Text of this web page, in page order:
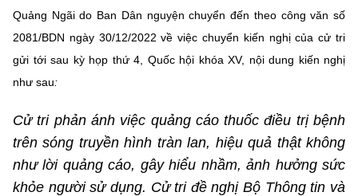
Lịch sử phát triển
Sở Khoa học và Công nghệ
Đổi mới sáng tạo
Chuyển đổi số
Sở hữu trí tuệ
Tiêu chuẩn, đo lường, chất lượng
Văn bản QPPL
Lấy ý kiến người dân về dự thảo VBQPPL
MST IOFFICE
Khoa học và Công nghệ
Đổi mới sáng tạo
Multimedia
THƯ ĐIỆN TỬ
Quảng Ngãi do Ban Dân nguyện chuyển đến theo công văn số
2081/BDN ngày 30/12/2022 về việc chuyển kiến nghị của cử tri
gửi tới sau kỳ họp thứ 4, Quốc hội khóa XV, nội dung kiến nghị
như sau:
Cử tri phản ánh việc quảng cáo thuốc điều trị bệnh
trên sóng truyền hình tràn lan, hiệu quả thật không
như lời quảng cáo, gây hiểu nhầm, ảnh hưởng sức
khỏe người sử dụng. Cử tri đề nghị Bộ Thông tin và